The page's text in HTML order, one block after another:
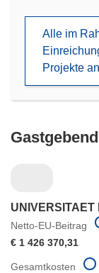
Fenster)
Alle im
Projekte
Netto-EU-Beitrag
€ 1 426 370,31
Gesamtkosten